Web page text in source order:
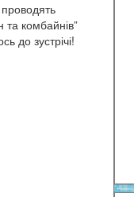
та комбайнів”
до зустрічі!